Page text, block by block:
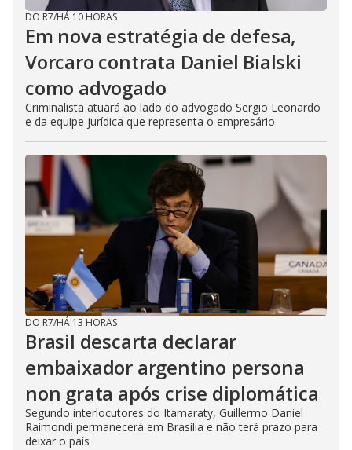
DO R7/HÁ 10 HORAS
Em nova estratégia de defesa,
Vorcaro contrata Daniel Bialski
como advogado
Criminalista atuará ao lado do advogado Sergio Leonardo
e da equipe jurídica que representa o empresário
DO R7/HÁ 13 HORAS
Brasil descarta declarar
embaixador argentino persona
non grata após crise diplomática
Segundo interlocutores do Itamaraty, Guillermo Daniel
Raimondi permanecerá em Brasília e não terá prazo para
deixar o país